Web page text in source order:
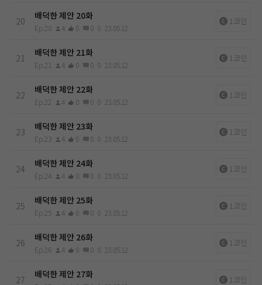
20 배덕한 제안 20화
Ep.20 4 0 0 0 23.05.12
1코인
21 배덕한 제안 21화
Ep.21 4 0 0 0 23.05.12
1코인
22 배덕한 제안 22화
Ep.22 4 0 0 0 23.05.12
1코인
23 배덕한 제안 23화
Ep.23 4 0 0 0 23.05.12
1코인
24 배덕한 제안 24화
Ep.24 4 0 0 0 23.05.12
1코인
25 배덕한 제안 25화
Ep.25 4 0 0 0 23.05.12
1코인
26 배덕한 제안 26화
Ep.26 4 0 0 0 23.05.12
1코인
27 배덕한 제안 27화 1코인